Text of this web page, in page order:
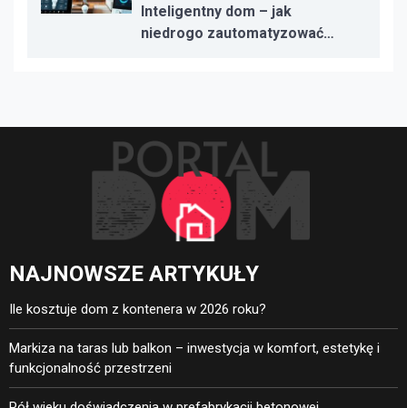
Inteligentny dom – jak
niedrogo zautomatyzować
NAJNOWSZE ARTYKUŁY
Ile kosztuje dom z kontenera w 2026 roku?
Markiza na taras lub balkon – inwestycja w komfort, estetykę i
funkcjonalność przestrzeni